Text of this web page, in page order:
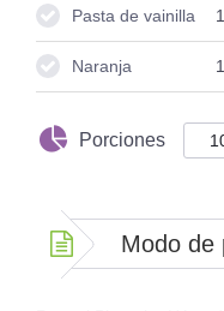
Pasta de vainilla 1
Naranja
Porciones
Modo de